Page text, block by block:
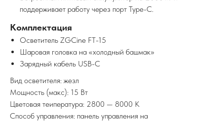
поддерживает работу через порт Type-C.
Комплектация
Осветитель ZGCine FT-15
Шаровая головка на «холодный башмак»
Зарядный кабель USB-C
Вид осветителя: жезл
Мощность (макс): 15 Вт
Цветовая теипература: 2800 — 8000 K
Способ управления: панель управления на